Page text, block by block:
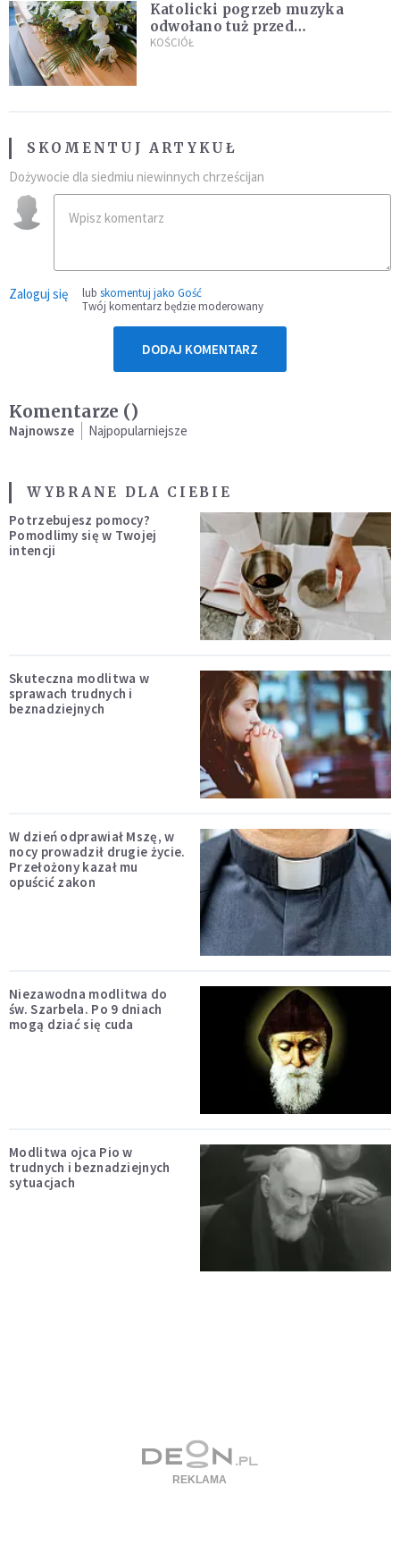
Katolicki pogrzeb muzyka
odwołano tuż przed
uroczystością. Powodem była
KOŚCIÓŁ
SKOMENTUJ ARTYKUŁ
Dożywocie dla siedmiu niewinnych chrześcijan
Zaloguj się lub skomentuj jako Gość
Twój komentarz będzie moderowany
DODAJ KOMENTARZ
Komentarze ()
Najnowsze Najpopularniejsze
WYBRANE DLA CIEBIE
Potrzebujesz pomocy?
Pomodlimy się w Twojej
intencji
Skuteczna modlitwa w
sprawach trudnych i
beznadziejnych
W dzień odprawiał Mszę, w
nocy prowadził drugie życie.
Przełożony kazał mu
opuścić zakon
Niezawodna modlitwa do
św. Szarbela. Po 9 dniach
mogą dziać się cuda
Modlitwa ojca Pio w
trudnych i beznadziejnych
sytuacjach